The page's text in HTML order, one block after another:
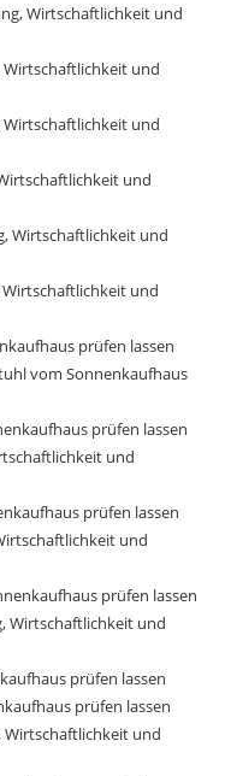
Wirtschaftlichkeit und
Wirtschaftlichkeit und
Wirtschaftlichkeit und
und
Wirtschaftlichkeit und
und
prüfen lassen
vom Sonnenkaufhaus
prüfen lassen
und
prüfen lassen
und
prüfen lassen
Wirtschaftlichkeit und
prüfen lassen
prüfen lassen
Wirtschaftlichkeit und